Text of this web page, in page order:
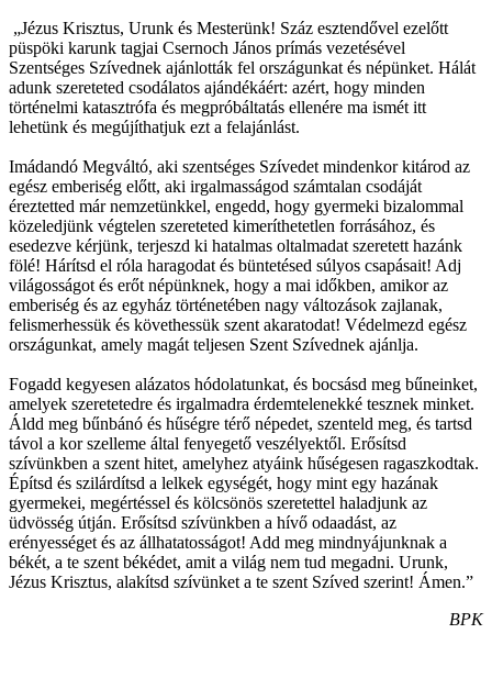
„Jézus Krisztus, Urunk és Mesterünk! Száz esztendővel ezelőtt
püspöki karunk tagjai Csernoch János prímás vezetésével
Szentséges Szívednek ajánlották fel országunkat és népünket. Hálát
adunk szereteted csodálatos ajándékáért: azért, hogy minden
történelmi katasztrófa és megpróbáltatás ellenére ma ismét itt
lehetünk és megújíthatjuk ezt a felajánlást.
Imádandó Megváltó, aki szentséges Szívedet mindenkor kitárod az
egész emberiség előtt, aki irgalmasságod számtalan csodáját
éreztetted már nemzetünkkel, engedd, hogy gyermeki bizalommal
közeledjünk végtelen szereteted kimeríthetetlen forrásához, és
esedezve kérjünk, terjeszd ki hatalmas oltalmadat szeretett hazánk
fölé! Hárítsd el róla haragodat és büntetésed súlyos csapásait! Adj
világosságot és erőt népünknek, hogy a mai időkben, amikor az
emberiség és az egyház történetében nagy változások zajlanak,
felismerhessük és követhessük szent akaratodat! Védelmezd egész
országunkat, amely magát teljesen Szent Szívednek ajánlja.
Fogadd kegyesen alázatos hódolatunkat, és bocsásd meg bűneinket,
amelyek szeretetedre és irgalmadra érdemtelenekké tesznek minket.
Áldd meg bűnbánó és hűségre térő népedet, szenteld meg, és tartsd
távol a kor szelleme által fenyegető veszélyektől. Erősítsd
szívünkben a szent hitet, amelyhez atyáink hűségesen ragaszkodtak.
Építsd és szilárdítsd a lelkek egységét, hogy mint egy hazának
gyermekei, megértéssel és kölcsönös szeretettel haladjunk az
üdvösség útján. Erősítsd szívünkben a hívő odaadást, az
erényességet és az állhatatosságot! Add meg mindnyájunknak a
békét, a te szent békédet, amit a világ nem tud megadni. Urunk,
Jézus Krisztus, alakítsd szívünket a te szent Szíved szerint! Ámen.”
BPK